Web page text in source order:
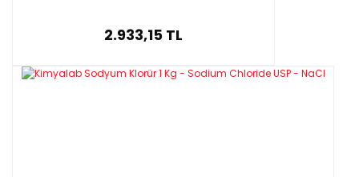
2.933,15 TL